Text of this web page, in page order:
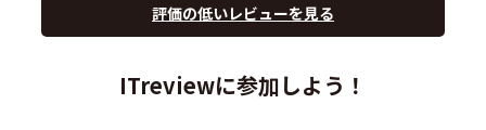
評価の低いレビューを見る
ITreviewに参加しよう！